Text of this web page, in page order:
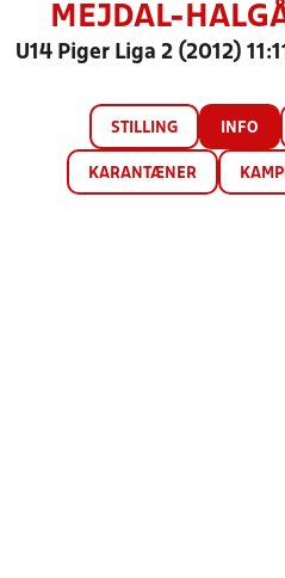
MEJDAL-
U14 Piger Liga 2 (2012)
STILLING INFO
KARANTÆNER